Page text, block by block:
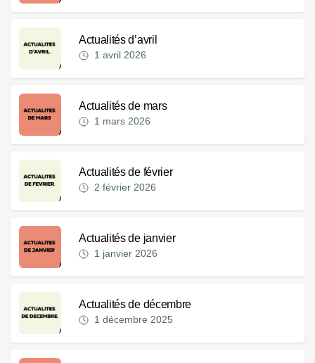
Actualités d’avril
1 avril 2026
Actualités de mars
1 mars 2026
Actualités de février
2 février 2026
Actualités de janvier
1 janvier 2026
Actualités de décembre
1 décembre 2025